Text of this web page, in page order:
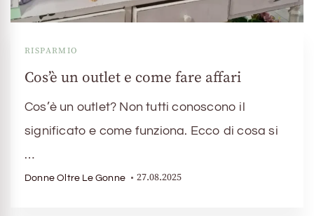
RISPARMIO
Cos’è un outlet e come fare affari
Cos’è un outlet? Non tutti conoscono il
significato e come funziona. Ecco di cosa si
…
Donne Oltre Le Gonne 27.08.2025